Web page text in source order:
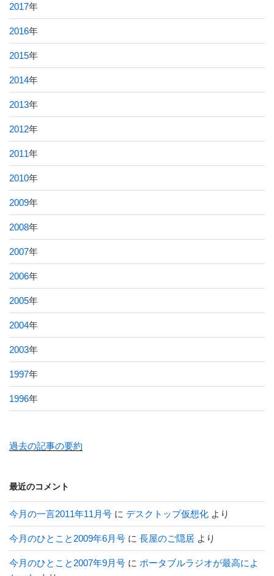
2017年
2016年
2015年
2014年
2013年
2012年
2011年
2010年
2009年
2008年
2007年
2006年
2005年
2004年
2003年
1997年
1996年
過去の記事の要約
最近のコメント
今月の一言2011年11月号 に デスクトップ仮想化 より
今月のひとこと2009年6月号 に 長屋のご隠居 より
今月のひとこと2007年9月号 に ポータブルラジオが最高によ